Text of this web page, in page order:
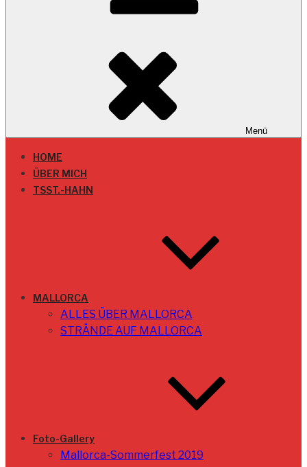
Menü
HOME
ÜBER MICH
TSST.-HAHN
MALLORCA
ALLES ÜBER MALLORCA
STRÄNDE AUF MALLORCA
Foto-Gallery
Mallorca-Sommerfest 2019